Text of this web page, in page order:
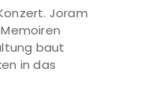
Joram
baut
in das